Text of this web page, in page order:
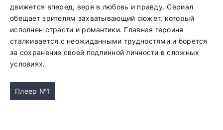
движется вперед, веря в любовь и правду. Сериал
обещает зрителям захватывающий сюжет, который
исполнен страсти и романтики. Главная героиня
сталкивается с неожиданными трудностями и борется
за сохранение своей подлинной личности в сложных
условиях.
Плеер №1